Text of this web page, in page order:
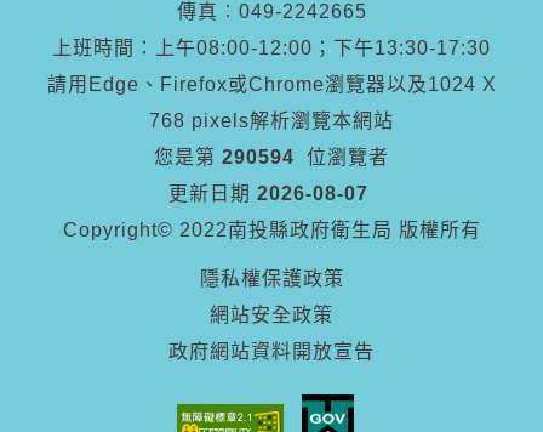
傳真︰ 049-2242665
上班時間：上午08:00-12:00；下午13:30-17:30
請用Edge、Firefox或Chrome瀏覽器以及1024 X
768 pixels解析瀏覽本網站
您是第 290594
位瀏覽者
更新日期 2026-08-07
Copyright© 2022南投縣政府衛生局 版權所有
隱私權保護政策
網站安全政策
政府網站資料開放宣告